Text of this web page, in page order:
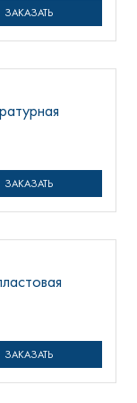
ЗАКАЗАТЬ
ЗАКАЗАТЬ
ЗАКАЗАТЬ